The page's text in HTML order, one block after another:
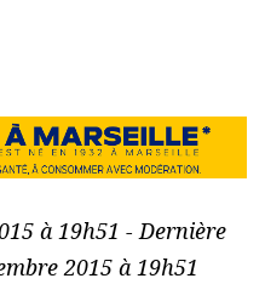
à 19h51 - Dernière
2015 à 19h51